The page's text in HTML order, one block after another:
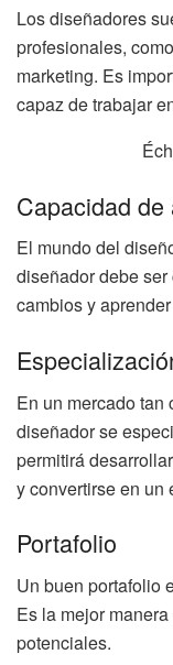
Los diseñadores
profesionales,
marketing. Es
capaz de trabajar
Capacidad de
El mundo del
diseñador debe
cambios y
En un mercado tan
diseñador se
permitirá
y convertirse en un
Portafolio
Un buen portafolio
Es la mejor
potenciales.